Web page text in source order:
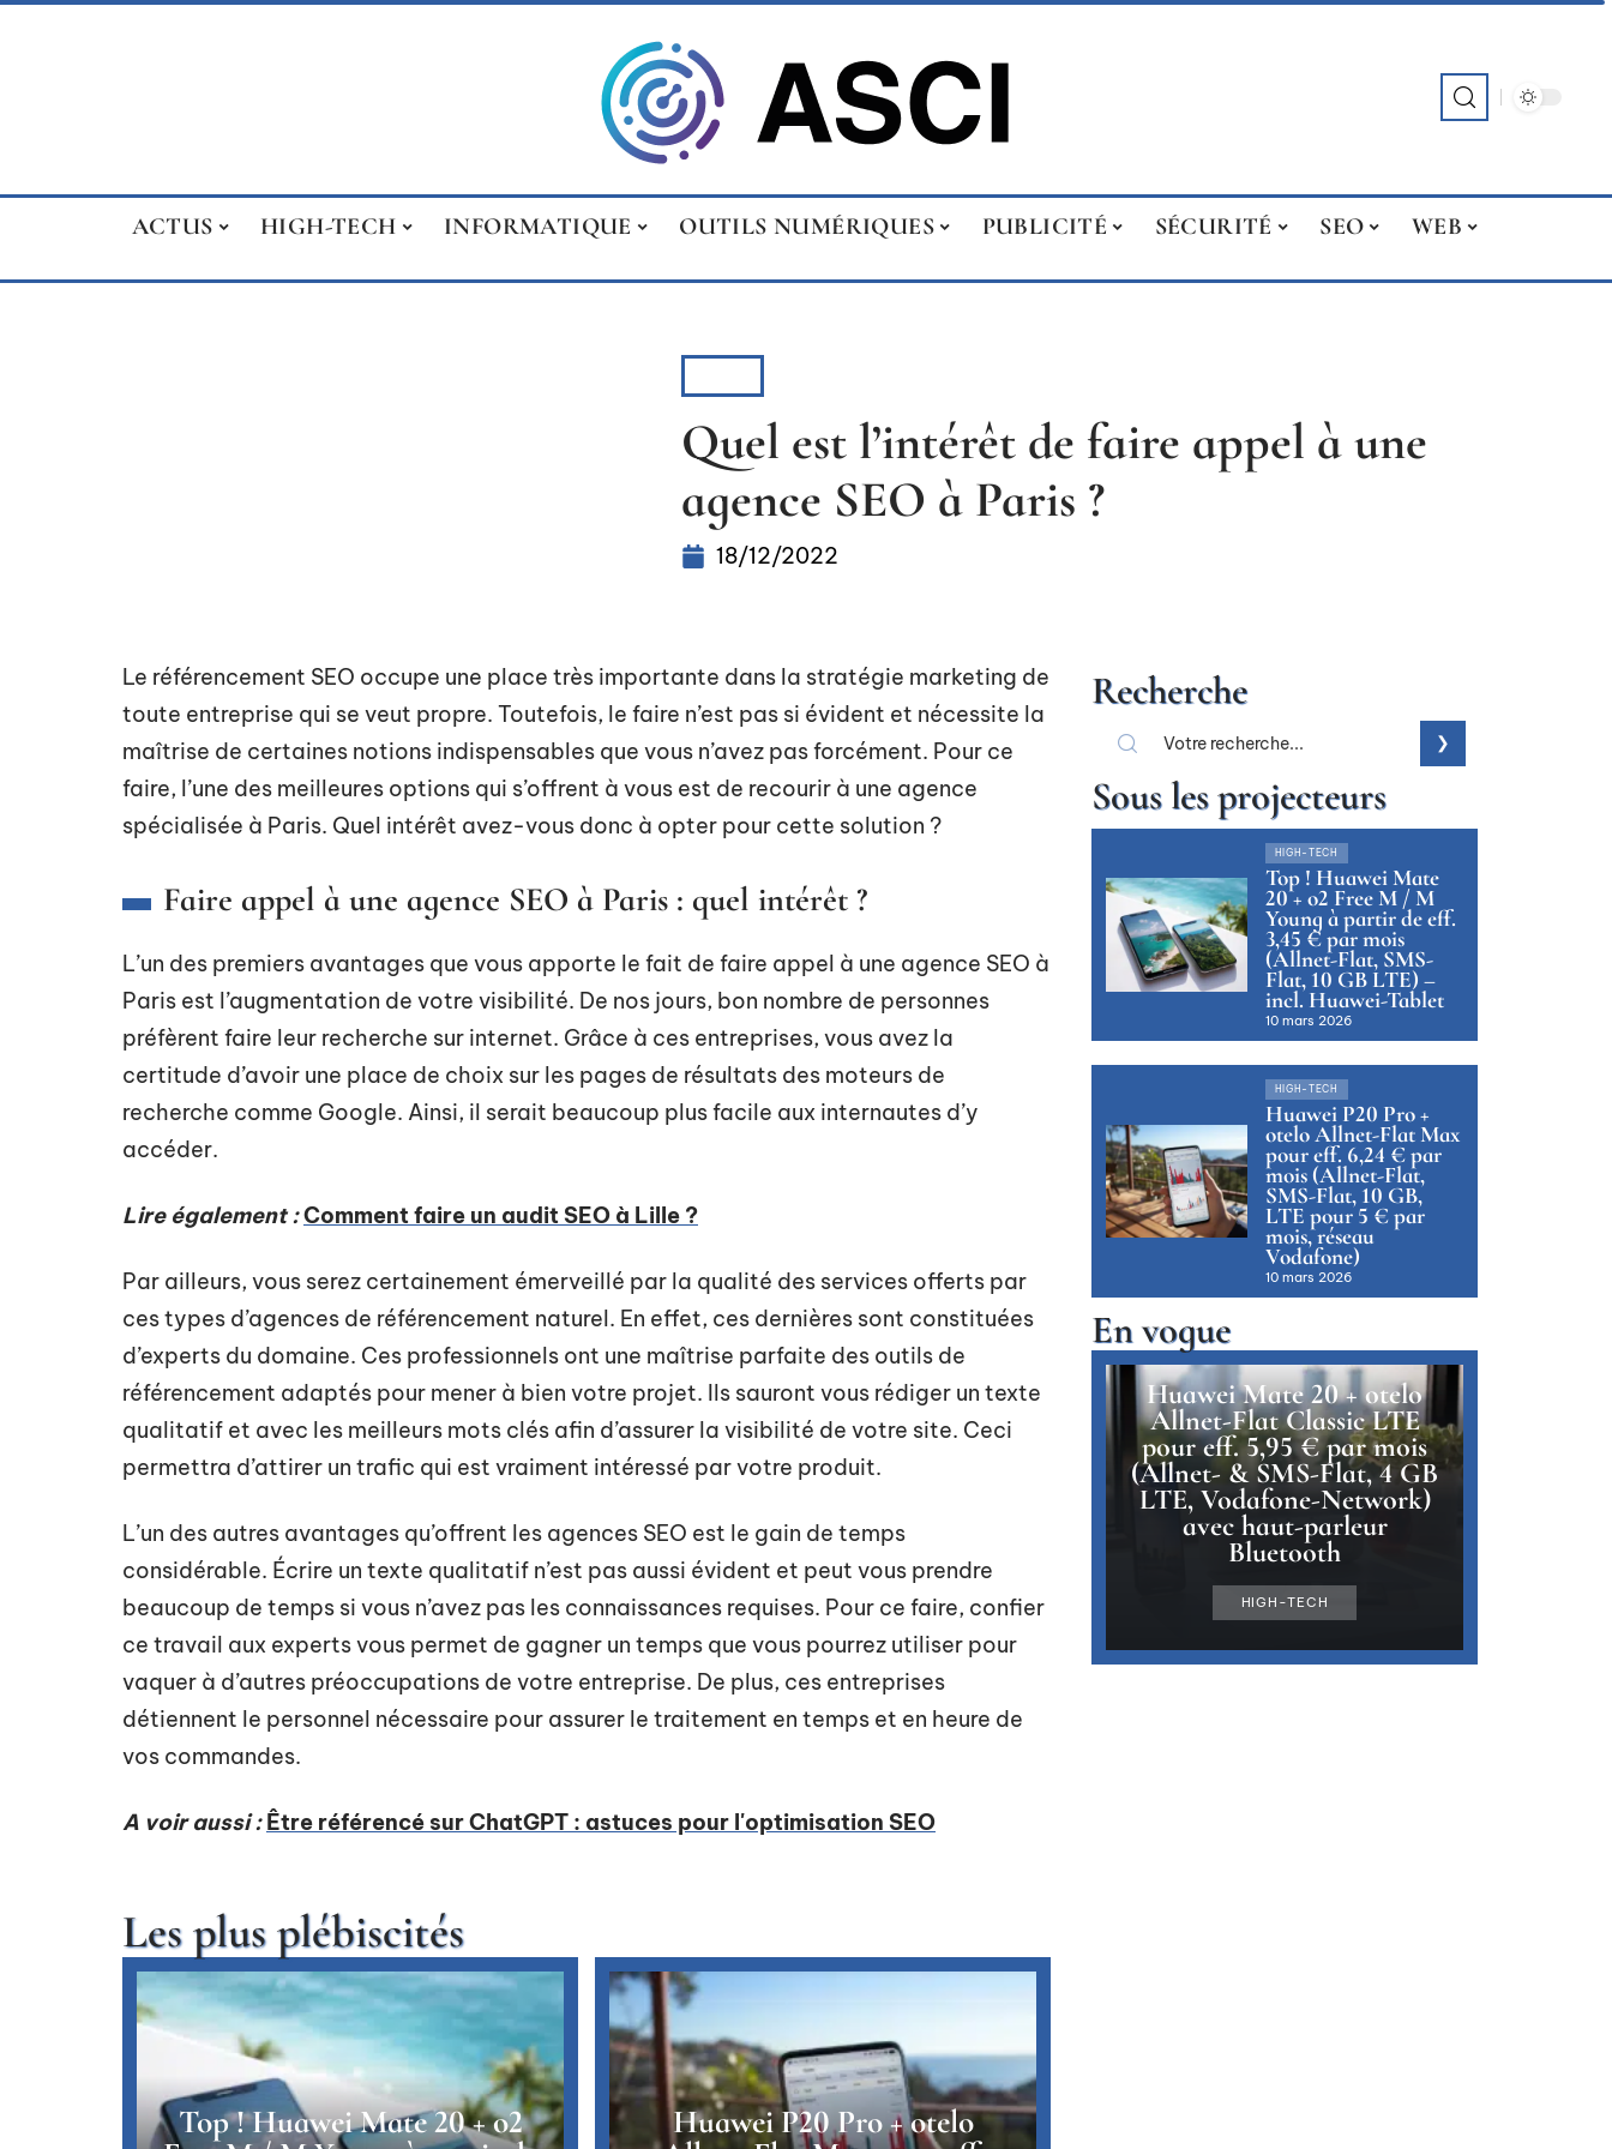
ACTUS HIGH-TECH INFORMATIQUE OUTILS NUMÉRIQUES PUBLICITÉ SÉCURITÉ SEO WEB
Quel est l’intérêt de faire appel à une
agence SEO à Paris ?
18/12/2022
Le référencement SEO occupe une place très importante dans la stratégie marketing de
toute entreprise qui se veut propre. Toutefois, le faire n’est pas si évident et nécessite la
maîtrise de certaines notions indispensables que vous n’avez pas forcément. Pour ce
faire, l’une des meilleures options qui s’offrent à vous est de recourir à une agence
spécialisée à Paris. Quel intérêt avez-vous donc à opter pour cette solution ?
Faire appel à une agence SEO à Paris : quel intérêt ?
L’un des premiers avantages que vous apporte le fait de faire appel à une agence SEO à
Paris est l’augmentation de votre visibilité. De nos jours, bon nombre de personnes
préfèrent faire leur recherche sur internet. Grâce à ces entreprises, vous avez la
certitude d’avoir une place de choix sur les pages de résultats des moteurs de
recherche comme Google. Ainsi, il serait beaucoup plus facile aux internautes d’y
accéder.
Lire également :Comment faire un audit SEO à Lille ?
Par ailleurs, vous serez certainement émerveillé par la qualité des services offerts par
ces types d’agences de référencement naturel. En effet, ces dernières sont constituées
d’experts du domaine. Ces professionnels ont une maîtrise parfaite des outils de
référencement adaptés pour mener à bien votre projet. Ils sauront vous rédiger un texte
qualitatif et avec les meilleurs mots clés afin d’assurer la visibilité de votre site. Ceci
permettra d’attirer un trafic qui est vraiment intéressé par votre produit.
L’un des autres avantages qu’offrent les agences SEO est le gain de temps
considérable. Écrire un texte qualitatif n’est pas aussi évident et peut vous prendre
beaucoup de temps si vous n’avez pas les connaissances requises. Pour ce faire, confier
ce travail aux experts vous permet de gagner un temps que vous pourrez utiliser pour
vaquer à d’autres préoccupations de votre entreprise. De plus, ces entreprises
détiennent le personnel nécessaire pour assurer le traitement en temps et en heure de
vos commandes.
A voir aussi : Être référencé sur ChatGPT : astuces pour l'optimisation SEO
Les plus plébiscités
Top ! Huawei Mate 20 + o2
Huawei P20 Pro + otelo
Recherche
Sous les projecteurs
HIGH-TECH
Top ! Huawei Mate
20 + o2 Free M / M
Young à partir de eff.
3,45 € par mois
(Allnet-Flat, SMS-
Flat, 10 GB LTE) –
incl. Huawei-Tablet
10 mars 2026
HIGH-TECH
Huawei P20 Pro +
otelo Allnet-Flat Max
pour eff. 6,24 € par
mois (Allnet-Flat,
SMS-Flat, 10 GB,
LTE pour 5 € par
mois, réseau
Vodafone)
10 mars 2026
En vogue
Huawei Mate 20 + otelo
Allnet-Flat Classic LTE
pour eff. 5,95 € par mois
(Allnet- & SMS-Flat, 4 GB
LTE, Vodafone-Network)
avec haut-parleur
Bluetooth
HIGH-TECH